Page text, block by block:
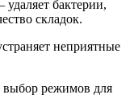
бактерии,
складок.
неприятные
режимов для